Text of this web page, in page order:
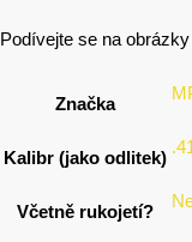
Podívejte se na
Značka
Kalibr (jako odlitek)
Včetně rukojetí?